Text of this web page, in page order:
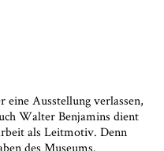
eine Ausstellung verlassen,
Walter Benjamins dient
als Leitmotiv. Denn
des Museums.